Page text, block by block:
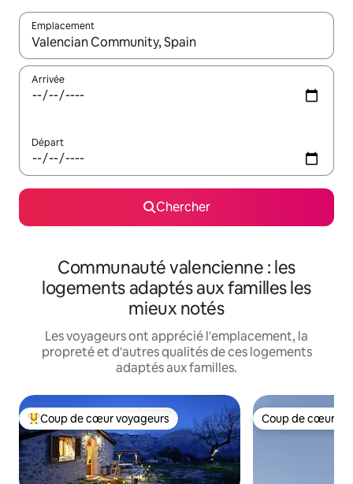
Emplacement
Quand les résultats sont affichés, parcourez-les en utilisant
Arrivée
Départ
Chercher
Communauté valencienne : les
logements adaptés aux familles les
mieux notés
Les voyageurs ont apprécié l'emplacement, la
propreté et d'autres qualités de ces logements
adaptés aux familles.
Coup de cœur voyageurs parmi les plus aimés
Coup de cœur voyageurs Coup de cœur
Coup de cœur